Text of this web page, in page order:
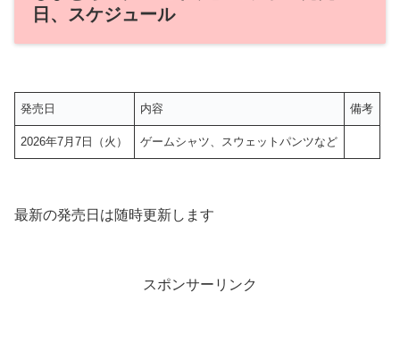
日、スケジュール
発売日 内容 備考
2026年7月7日（火） ゲームシャツ、スウェットパンツなど
最新の発売日は随時更新します
スポンサーリンク